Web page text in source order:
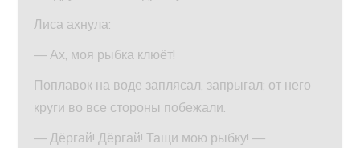
Лиса ахнула:
— Ах, моя рыбка клюёт!
Поплавок на воде заплясал, запрыгал; от него
круги во все стороны побежали.
— Дёргай! Дёргай! Тащи мою рыбку! —